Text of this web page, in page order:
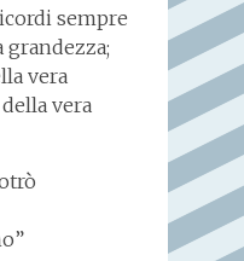
sempre
grandezza;
vera
vera